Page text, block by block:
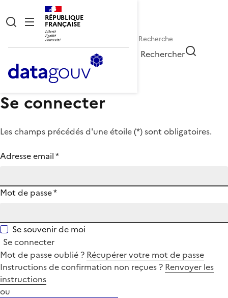
RÉPUBLIQUE
FRANÇAISE
Rechercher
Se connecter
Les champs précédés d'une étoile (*) sont obligatoires.
Adresse email*
Mot de passe*
Se souvenir de moi
Se connecter
Mot de passe oublié ? Récupérer votre mot de passe
Instructions de confirmation non reçues ? Renvoyer les
instructions
ou